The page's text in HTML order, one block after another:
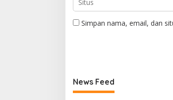
Simpan nama, email, dan
News Feed